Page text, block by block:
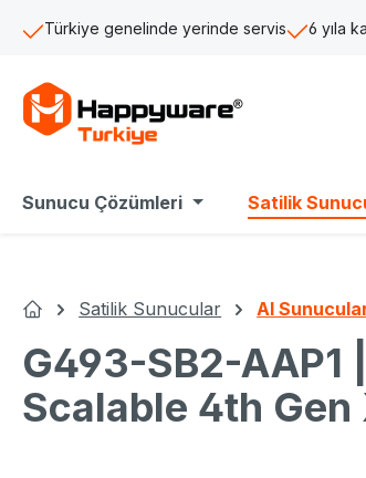
içeriğe geç
Aramaya atla
Ana navigasyona geç
Türkiye genelinde yerinde servis 6 yıla
Sunucu Çözümleri Satilik
Ana SayfaSatilik Sunucular AI
G493-SB2-AAP1
Scalable 4th Gen